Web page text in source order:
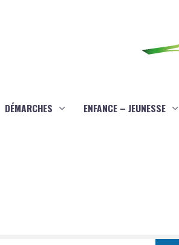
DÉMARCHES ENFANCE – JEUNESSE